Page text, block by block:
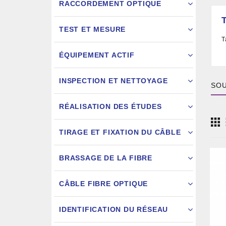
RACCORDEMENT OPTIQUE
TEST ET MESURE
ÉQUIPEMENT ACTIF
INSPECTION ET NETTOYAGE
RÉALISATION DES ÉTUDES
TIRAGE ET FIXATION DU CÂBLE
BRASSAGE DE LA FIBRE
CÂBLE FIBRE OPTIQUE
IDENTIFICATION DU RÉSEAU